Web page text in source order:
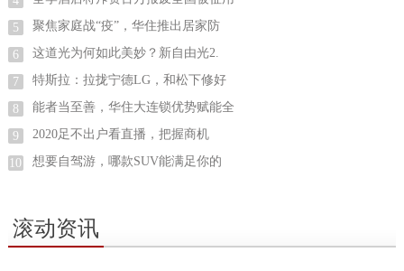
5 聚焦家庭战“疫”，华住推出居家防
6 这道光为何如此美妙？新自由光2.
7 特斯拉：拉拢宁德LG，和松下修好
8 能者当至善，华住大连锁优势赋能全
9 2020足不出户看直播，把握商机
10 想要自驾游，哪款SUV能满足你的
滚动资讯